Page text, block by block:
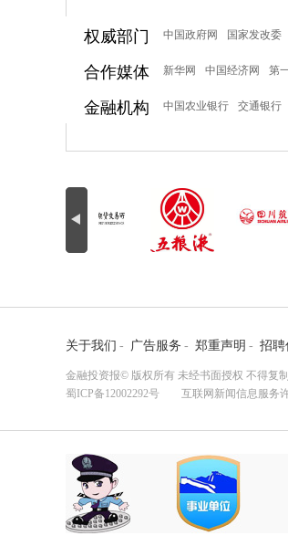
权威部门 中国政府网 国家发改委
合作媒体 新华网 中国经济网 第
金融机构 中国农业银行 交通银行
关于我们 - 广告服务 - 郑重声明 - 招聘
金融投资报© 版权所有 未经书面授权 不得复
蜀ICP备12002292号 互联网新闻信息服务许